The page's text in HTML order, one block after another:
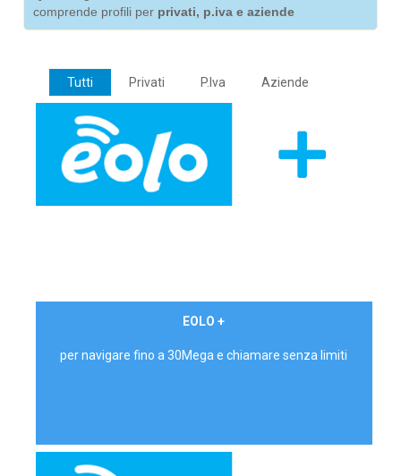
comprende profili per privati, p.iva e aziende
Tutti Privati P.Iva Aziende
EOLO +
per navigare fino a 30Mega e chiamare senza limiti